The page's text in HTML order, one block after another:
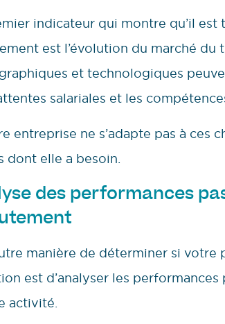
indicateur qui montre qu’il
est l’évolution du marché du
et technologiques
salariales et les
entreprise ne s’adapte pas à ces
dont elle a besoin.
des performances
manière de déterminer si votre
est d’analyser les performances
activité.